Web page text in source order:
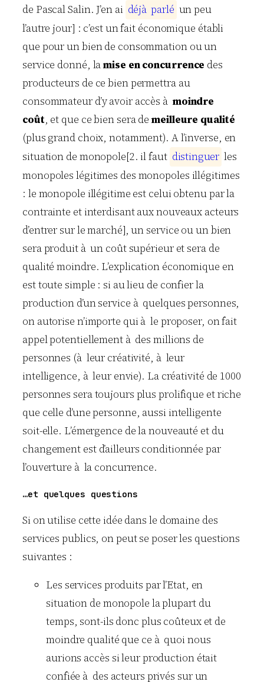
de Pascal Salin. J’en ai déjà parlé un peu
l’autre jour] : c’est un fait économique établi
que pour un bien de consommation ou un
service donné, lamise en concurrence des
producteurs de ce bien permettra au
consommateur d’y avoir accès à moindre
coût, et que ce bien sera demeilleure qualité
(plus grand choix, notamment). A l’inverse, en
situation de monopole[2. il faut distinguer les
monopoles légitimes des monopoles illégitimes
: le monopole illégitime est celui obtenu par la
contrainte et interdisant aux nouveaux acteurs
d’entrer sur le marché], un service ou un bien
sera produit à un coût supérieur et sera de
qualité moindre. L’explication économique en
est toute simple : si au lieu de confier la
production d’un service à quelques personnes,
on autorise n’importe qui à le proposer, on fait
appel potentiellement à des millions de
personnes (à leur créativité, à leur
intelligence, à leur envie). La créativité de 1000
personnes sera toujours plus prolifique et riche
que celle d’une personne, aussi intelligente
soit-elle. L’émergence de la nouveauté et du
changement est d’ailleurs conditionnée par
l’ouverture à la concurrence.
…et quelques questions
Si on utilise cette idée dans le domaine des
services publics, on peut se poser les questions
suivantes :
Les services produits par l’Etat, en
situation de monopole la plupart du
temps, sont-ils donc plus coûteux et de
moindre qualité que ce à quoi nous
aurions accès si leur production était
confiée à des acteurs privés sur un